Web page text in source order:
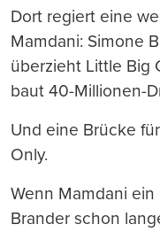
Dort regiert eine
Mamdani: Simone
überzieht Little Big
baut 40-Millionen-
Und eine Brücke
Only.
Wenn Mamdani
Brander schon